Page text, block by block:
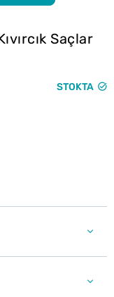
Saçlar
STOKTA